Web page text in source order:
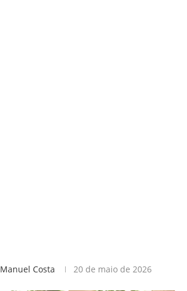
Manuel Costa 20 de maio de 2026